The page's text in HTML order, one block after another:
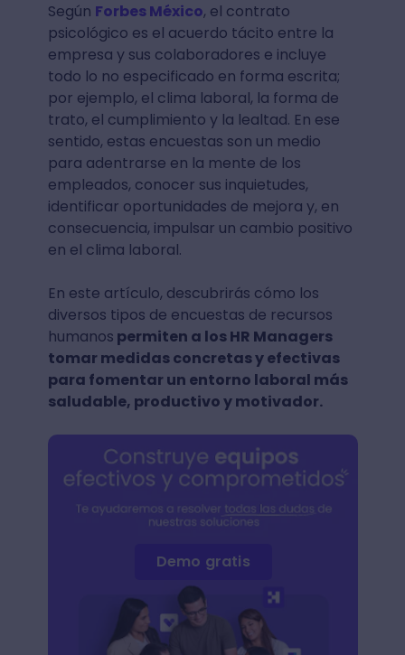
Según Forbes México, el contrato
psicológico es el acuerdo tácito entre la
empresa y sus colaboradores e incluye
todo lo no especificado en forma escrita;
por ejemplo, el clima laboral, la forma de
trato, el cumplimiento y la lealtad. En ese
sentido, estas encuestas son un medio
para adentrarse en la mente de los
empleados, conocer sus inquietudes,
identificar oportunidades de mejora y, en
consecuencia, impulsar un cambio positivo
en el clima laboral.
En este artículo, descubrirás cómo los
diversos tipos de encuestas de recursos
humanos permiten a los HR Managers
tomar medidas concretas y efectivas
para fomentar un entorno laboral más
saludable, productivo y motivador.
Demo gratis